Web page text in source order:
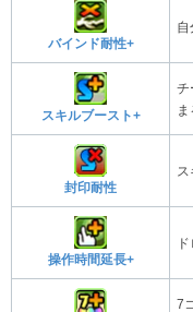
バインド耐性+
自
スキルブースト+
チ
ま
封印耐性
操作時間延長+
7